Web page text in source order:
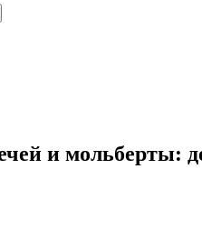
и мольберты: